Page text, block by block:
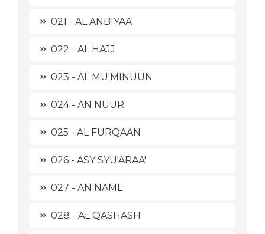
021 - AL ANBIYAA'
022 - AL HAJJ
023 - AL MU'MINUUN
024 - AN NUUR
025 - AL FURQAAN
026 - ASY SYU'ARAA'
027 - AN NAML
028 - AL QASHASH